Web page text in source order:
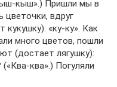
кыш».) Пришли мы в
цветочки, вдруг
«ку-ку». Как
много цветов, пошли
(достает лягушку):
ква».) Погуляли